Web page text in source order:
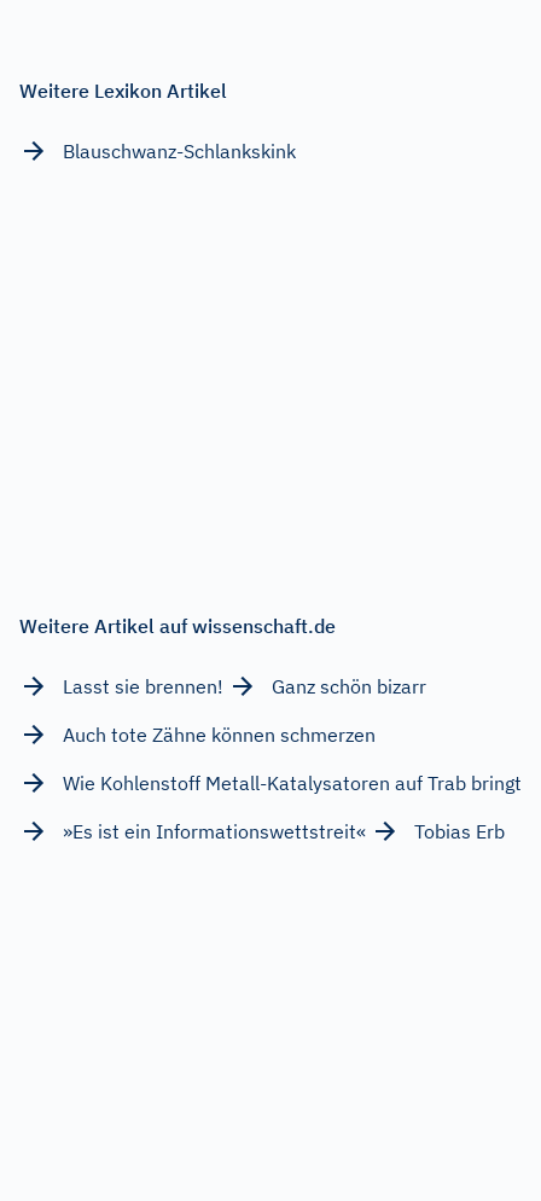
Weitere Lexikon Artikel
Blauschwanz-Schlankskink
Weitere Artikel auf wissenschaft.de
Lasst sie brennen!
Ganz schön bizarr
Auch tote Zähne können schmerzen
Wie Kohlenstoff Metall-Katalysatoren auf Trab bringt
»Es ist ein Informationswettstreit«
Tobias Erb